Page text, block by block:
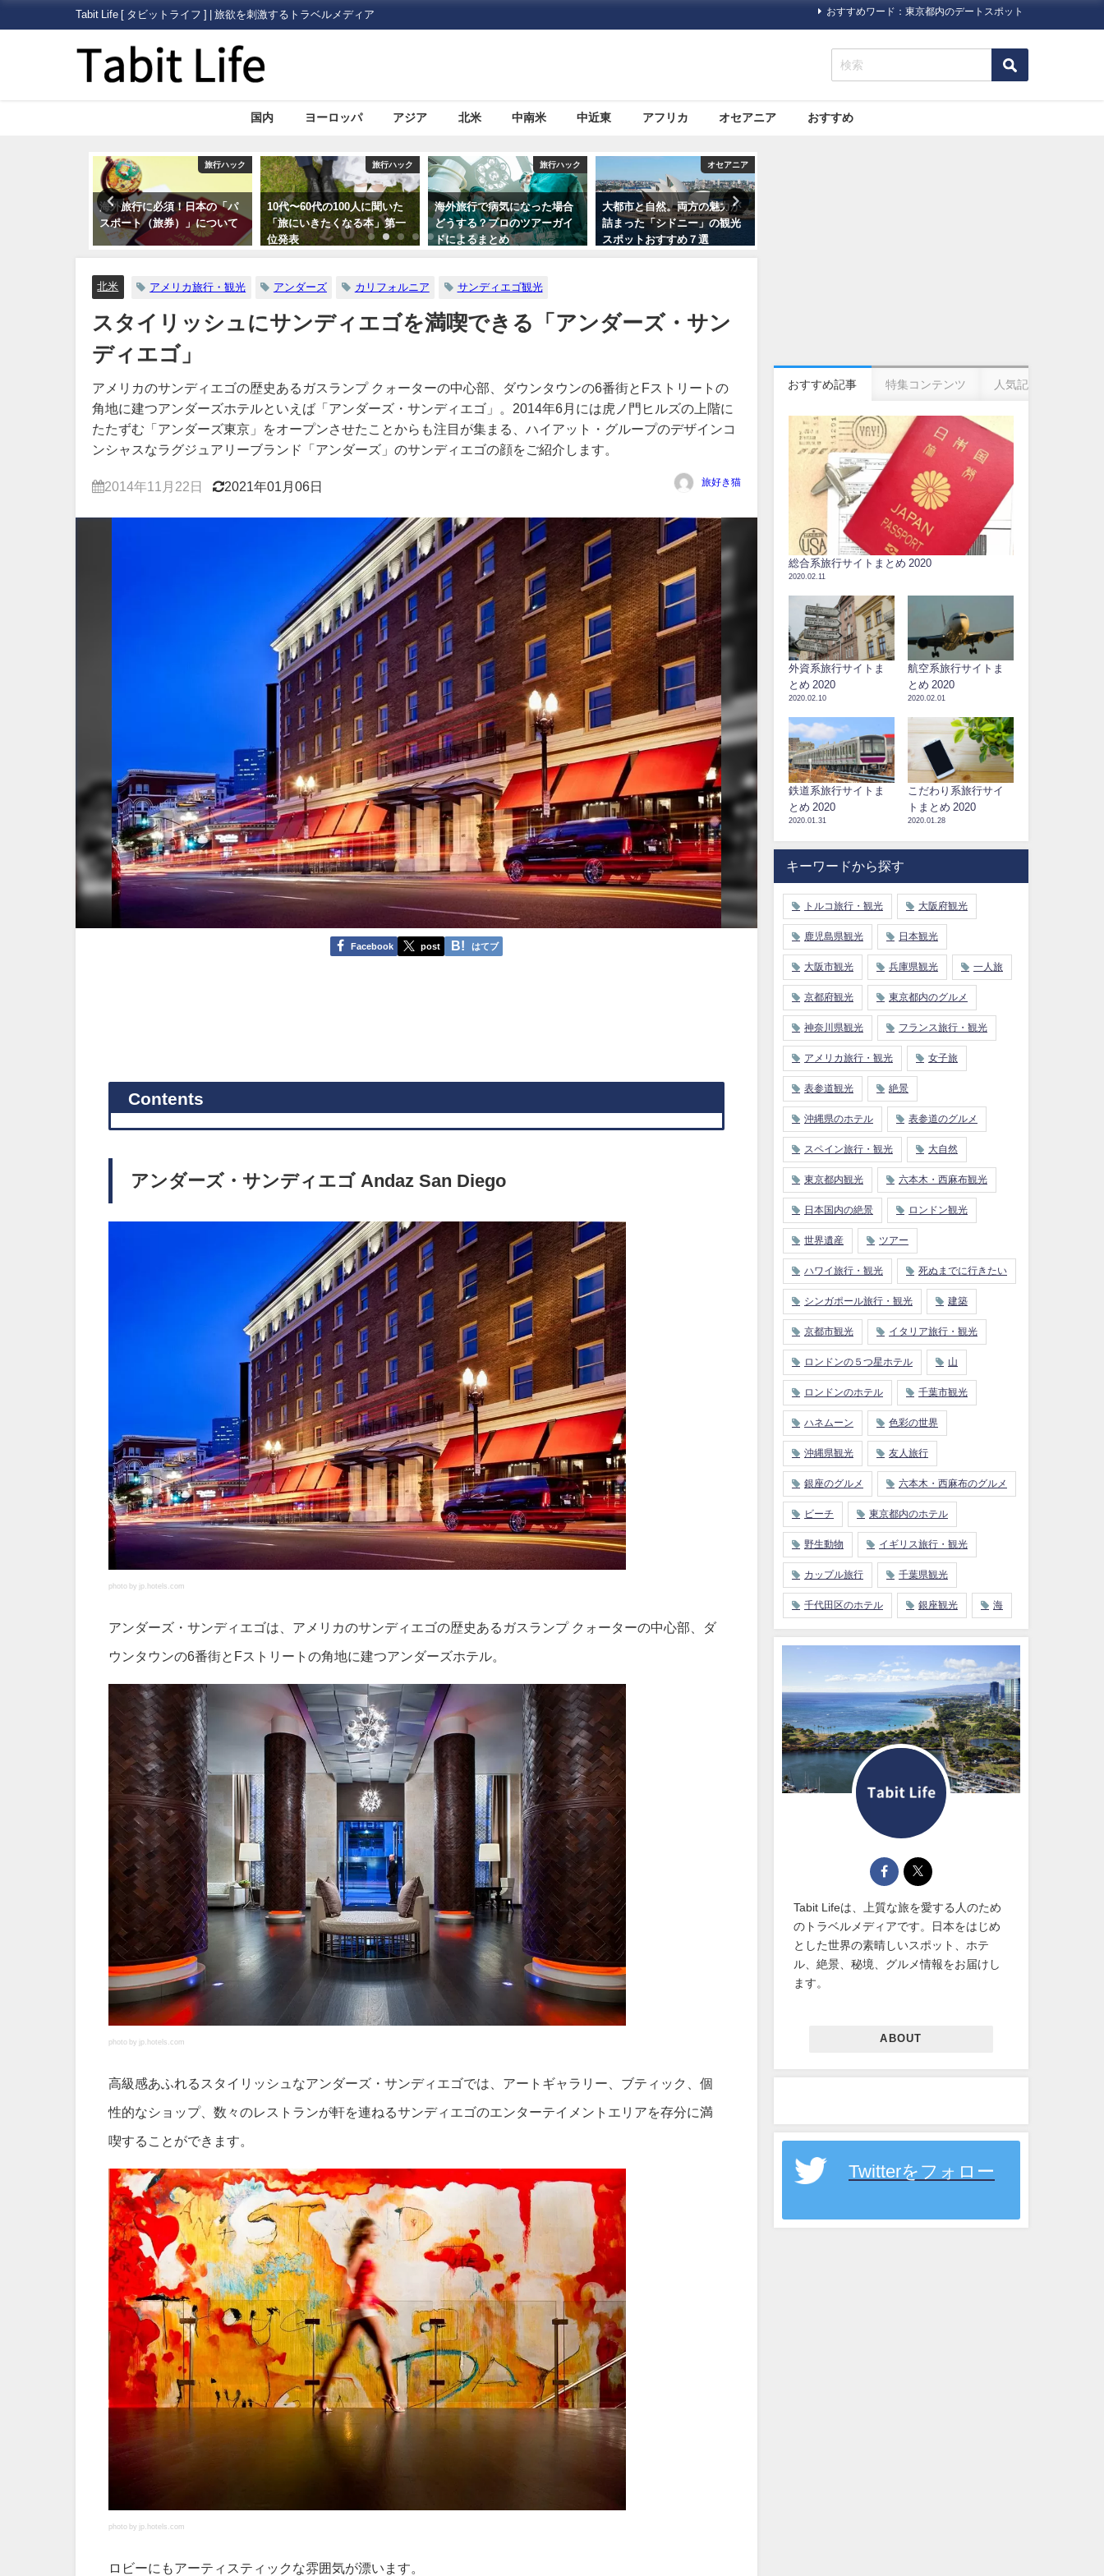
Tabit Life [ タビットライフ ] | 旅欲を刺激するトラベルメディア おすすめワード：東京都内のデートスポット
国内 ヨーロッパ アジア 北米 中南米 中近東 アフリカ オセアニア おすすめ
旅行ハック
10代〜60代の100人に聞いた
「旅にいきたくなる本」第一
位発表
旅行ハック
海外旅行で病気になった場合
どうする？プロのツアーガイ
ドによるまとめ
オセアニア
大都市と自然。両方の魅力が
詰まった「シドニー」の観光
スポットおすすめ７選
旅行ハック
10代〜60代の100人に聞いた
「旅にいきたくなる映画」ベ
スト３
北米 アメリカ旅行・観光 アンダーズ カリフォルニア サンディエゴ観光
スタイリッシュにサンディエゴを満喫できる「アンダーズ・サン
ディエゴ」
アメリカのサンディエゴの歴史あるガスランプ クォーターの中心部、ダウンタウンの6番街とFストリートの
角地に建つアンダーズホテルといえば「アンダーズ・サンディエゴ」。2014年6月には虎ノ門ヒルズの上階に
たたずむ「アンダーズ東京」をオープンさせたことからも注目が集まる、ハイアット・グループのデザインコ
ンシャスなラグジュアリーブランド「アンダーズ」のサンディエゴの顔をご紹介します。
2014年11月22日 2021年01月06日 旅好き猫
Facebook post はてブ
Contents
アンダーズ・サンディエゴ Andaz San Diego
photo by jp.hotels.com
アンダーズ・サンディエゴは、アメリカのサンディエゴの歴史あるガスランプ クォーターの中心部、ダ
ウンタウンの6番街とFストリートの角地に建つアンダーズホテル。
photo by jp.hotels.com
高級感あふれるスタイリッシュなアンダーズ・サンディエゴでは、アートギャラリー、ブティック、個
性的なショップ、数々のレストランが軒を連ねるサンディエゴのエンターテイメントエリアを存分に満
喫することができます。
photo by jp.hotels.com
ロビーにもアーティスティックな雰囲気が漂います。
おすすめ記事 特集コンテンツ 人気記事
総合系旅行サイトまとめ 2020
2020.02.11
外資系旅行サイトま
とめ 2020
2020.02.10
航空系旅行サイトま
とめ 2020
2020.02.01
鉄道系旅行サイトま
とめ 2020
2020.01.31
こだわり系旅行サイ
トまとめ 2020
2020.01.28
キーワードから探す
トルコ旅行・観光 大阪府観光
鹿児島県観光 日本観光
大阪市観光 兵庫県観光 一人旅
京都府観光 東京都内のグルメ
神奈川県観光 フランス旅行・観光
アメリカ旅行・観光 女子旅
表参道観光 絶景
沖縄県のホテル 表参道のグルメ
スペイン旅行・観光 大自然
東京都内観光 六本木・西麻布観光
日本国内の絶景 ロンドン観光
世界遺産 ツアー
ハワイ旅行・観光 死ぬまでに行きたい
シンガポール旅行・観光 建築
京都市観光 イタリア旅行・観光
ロンドンの５つ星ホテル 山
ロンドンのホテル 千葉市観光
ハネムーン 色彩の世界
沖縄県観光 友人旅行
銀座のグルメ 六本木・西麻布のグルメ
ビーチ 東京都内のホテル
野生動物 イギリス旅行・観光
カップル旅行 千葉県観光
千代田区のホテル 銀座観光 海
Tabit Lifeは、上質な旅を愛する人のため
のトラベルメディアです。日本をはじめ
とした世界の素晴しいスポット、ホテ
ル、絶景、秘境、グルメ情報をお届けし
ます。
ABOUT
Twitterをフォロー